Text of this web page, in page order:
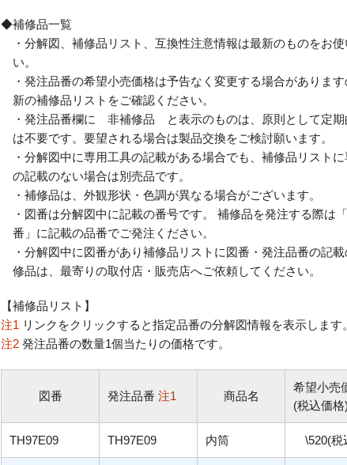
◆補修品一覧
・分解図、補修品リスト、互換性注意情報は最新のものをお使
い。
・発注品番の希望小売価格は予告なく変更する場合がありま
新の補修品リストをご確認ください。
・発注品番欄に 非補修品 と表示のものは、原則として定期
は不要です。要望される場合は製品交換をご検討願います。
・分解図中に専用工具の記載がある場合でも、補修品リスト
の記載のない場合は別売品です。
・補修品は、外観形状・色調が異なる場合がございます。
・図番は分解図中に記載の番号です。 補修品を発注する際は
番」に記載の品番でご発注ください。
・分解図中に図番があり補修品リストに図番・発注品番の記
修品は、最寄りの取付店・販売店へご依頼してください。
【補修品リスト】
注1 リンクをクリックすると指定品番の分解図情報を表示します。
注2 発注品番の数量1個当たりの価格です。
図番 発注品番 注1 商品名
希望小売
(税込価格)
TH97E09 TH97E09 内筒 \520(税